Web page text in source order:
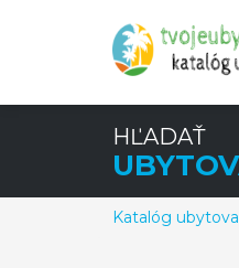
HĽADAŤ
Katalóg